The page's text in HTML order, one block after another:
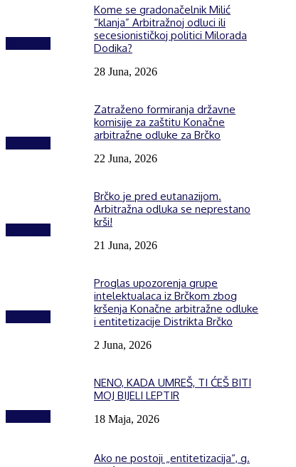
Kome se gradonačelnik Milić
“klanja” Arbitražnoj odluci ili
secesionističkoj politici Milorada
Dodika?
28 Juna, 2026
Zatraženo formiranja državne
komisije za zaštitu Konačne
arbitražne odluke za Brčko
22 Juna, 2026
Brčko je pred eutanazijom.
Arbitražna odluka se neprestano
krši!
21 Juna, 2026
Proglas upozorenja grupe
intelektualaca iz Brčkom zbog
kršenja Konačne arbitražne odluke
i entitetizacije Distrikta Brčko
2 Juna, 2026
NENO, KADA UMREŠ, TI ĆEŠ BITI
MOJ BIJELI LEPTIR
18 Maja, 2026
Ako ne postoji „entitetizacija“, g.